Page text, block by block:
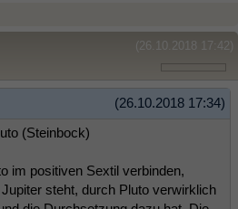
(26.10.2018 17:42)
(26.10.2018 17:34)
(Steinbock)
im positiven Sextil verbinden,
steht, durch Pluto verwirklich